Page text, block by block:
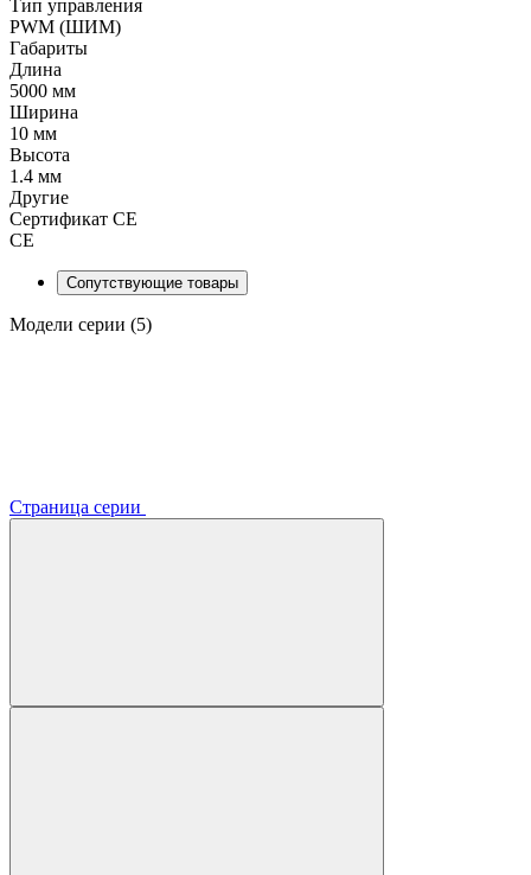
Тип управления
PWM (ШИМ)
Габариты
Длина
5000 мм
Ширина
10 мм
Высота
1.4 мм
Другие
Сертификат CE
CE
Сопутствующие товары
Модели серии (5)
Страница серии